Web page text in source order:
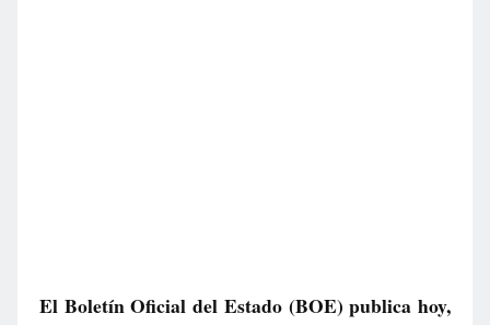
El Boletín Oficial del Estado (BOE) publica hoy,